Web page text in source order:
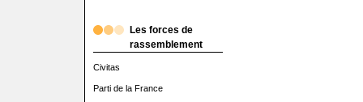
Les forces de
rassemblement
Civitas
Parti de la France